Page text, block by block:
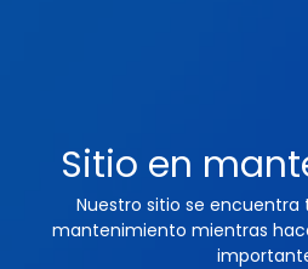
Sitio en
Nuestro sitio se
mantenimiento mientras